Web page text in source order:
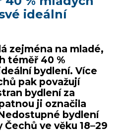
ideální
zejména na mladé,
téměř 40 %
bydlení. Více
pak považují
bydlení za
ji označila
bydlení
ve věku 18–29